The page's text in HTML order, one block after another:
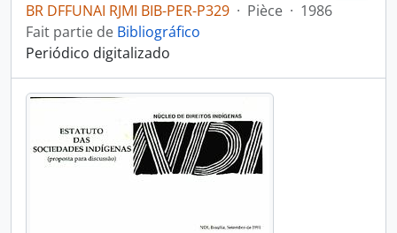
BR DFFUNAI RJMI BIB-PER-P329 · Pièce · 1986
Fait partie de Bibliográfico
Periódico digitalizado